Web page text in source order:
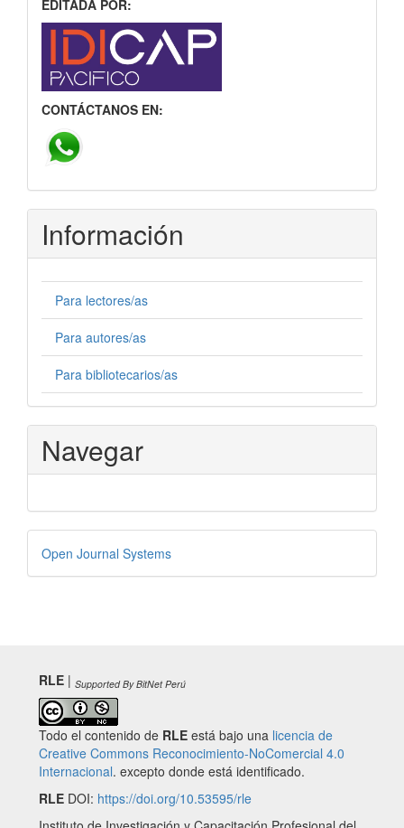
EDITADA POR:
CONTÁCTANOS EN:
Información
Para lectores/as
Para autores/as
Para bibliotecarios/as
Navegar
Desarrollado
por
Open Journal Systems
RLE | Supported By BitNet Perú
Todo el contenido de RLE está bajo una licencia de
Creative Commons Reconocimiento-NoComercial 4.0
Internacional. excepto donde está identificado.
RLE DOI: https://doi.org/10.53595/rle